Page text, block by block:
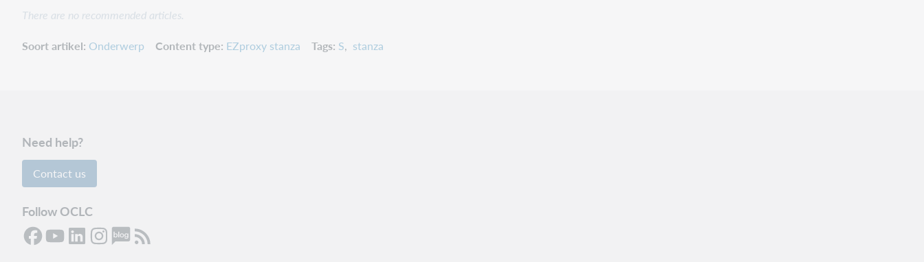
There are no recommended articles.
Soort artikel Onderwerp Content type EZproxy stanza Tags S stanza
Need help?
Contact us
Follow OCLC